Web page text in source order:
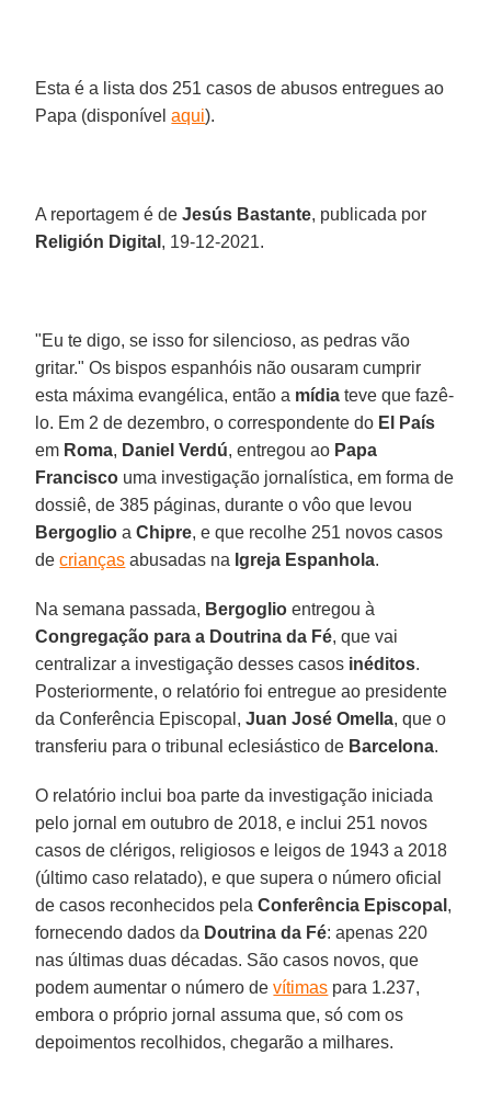
Esta é a lista dos 251 casos de abusos entregues ao
Papa (disponívelaqui).
A reportagem é deJesús Bastante, publicada por
Religión Digital , 19-12-2021.
"Eu te digo, se isso for silencioso, as pedras vão
gritar." Os bispos espanhóis não ousaram cumprir
esta máxima evangélica, então a mídia teve que fazê-
lo. Em 2 de dezembro, o correspondente do El País
em Roma, Daniel Verdú, entregou ao Papa
Francisco uma investigação jornalística, em forma de
dossiê, de 385 páginas, durante o vôo que levou
Bergoglio aChipre, e que recolhe 251 novos casos
decrianças abusadas na Igreja Espanhola.
Na semana passada, Bergoglio entregou à
Congregação para a Doutrina da Fé, que vai
centralizar a investigação desses casos inéditos.
Posteriormente, o relatório foi entregue ao presidente
da Conferência Episcopal,Juan José Omella, que o
transferiu para o tribunal eclesiástico de Barcelona.
O relatório inclui boa parte da investigação iniciada
pelo jornal em outubro de 2018, e inclui 251 novos
casos de clérigos, religiosos e leigos de 1943 a 2018
(último caso relatado), e que supera o número oficial
de casos reconhecidos pelaConferência Episcopal ,
fornecendo dados da Doutrina da Fé: apenas 220
nas últimas duas décadas. São casos novos, que
podem aumentar o número devítimas para 1.237,
embora o próprio jornal assuma que, só com os
depoimentos recolhidos, chegarão a milhares.